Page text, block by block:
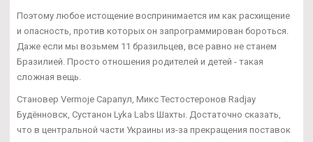
Поэтому любое истощение воспринимается им как расхищение
и опасность, против которых он запрограммирован бороться.
Даже если мы возьмем 11 бразильцев, все равно не станем
Бразилией. Просто отношения родителей и детей - такая
сложная вещь.
Становер Vermoje Сарапул, Микс Тестостеронов Radjay
Будённовск, Сустанон Lyka Labs Шахты. Достаточно сказать,
что в центральной части Украины из-за прекращения поставок